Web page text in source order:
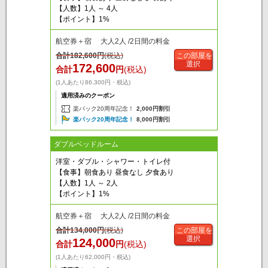
【人数】1人 ～ 4人
【ポイント】1%
航空券＋宿 大人2人 /2日間の料金
合計182,600円(税込)
合計172,600円(税込)
(1人あたり86,300円・税込)
適用済みのクーポン
楽パック20周年記念！
2,000円割引
楽パック20周年記念！
8,000円割引
この部屋を
選択
ダブルベッドルーム
洋室・ダブル・シャワー・トイレ付
【食事】朝食あり 昼食なし 夕食あり
【人数】1人 ～ 2人
【ポイント】1%
航空券＋宿 大人2人 /2日間の料金
合計134,000円(税込)
合計124,000円(税込)
(1人あたり62,000円・税込)
この部屋を
選択